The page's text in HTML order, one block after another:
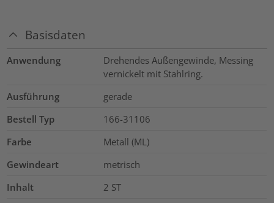
Basisdaten
Anwendung
Drehendes Außengewinde, Messing
vernickelt mit Stahlring.
Ausführung
gerade
Bestell Typ
166-31106
Farbe
Metall (ML)
Gewindeart
metrisch
Inhalt
2 ST